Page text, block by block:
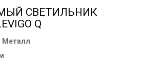
СВЕТИЛЬНИК
Q
Металл